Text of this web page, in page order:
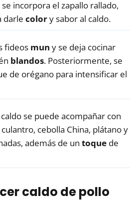
incorpora el zapallo rallado,
darle colory sabor al caldo.
fideos mun y se deja cocinar
blandos. Posteriormente, se
de orégano para intensificar el
se puede acompañar con
cebolla China, plátano y
además de un toquede
caldo de pollo